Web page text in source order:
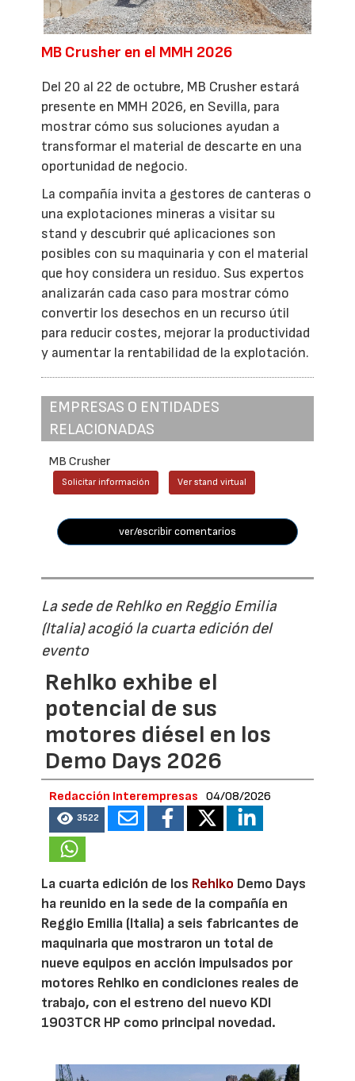
MB Crusher en el MMH 2026
Del 20 al 22 de octubre, MB Crusher estará
presente en MMH 2026, en Sevilla, para
mostrar cómo sus soluciones ayudan a
transformar el material de descarte en una
oportunidad de negocio.
La compañía invita a gestores de canteras o
una explotaciones mineras a visitar su
stand y descubrir qué aplicaciones son
posibles con su maquinaria y con el material
que hoy considera un residuo. Sus expertos
analizarán cada caso para mostrar cómo
convertir los desechos en un recurso útil
para reducir costes, mejorar la productividad
y aumentar la rentabilidad de la explotación.
EMPRESAS O ENTIDADES
RELACIONADAS
MB Crusher
Solicitar información Ver stand virtual
ver/escribir comentarios
La sede de Rehlko en Reggio Emilia
(Italia) acogió la cuarta edición del
evento
Rehlko exhibe el
potencial de sus
motores diésel en los
Demo Days 2026
Redacción Interempresas 04/08/2026
3522
La cuarta edición de los Rehlko Demo Days
ha reunido en la sede de la compañía en
Reggio Emilia (Italia) a seis fabricantes de
maquinaria que mostraron un total de
nueve equipos en acción impulsados por
motores Rehlko en condiciones reales de
trabajo, con el estreno del nuevo KDI
1903TCR HP como principal novedad.